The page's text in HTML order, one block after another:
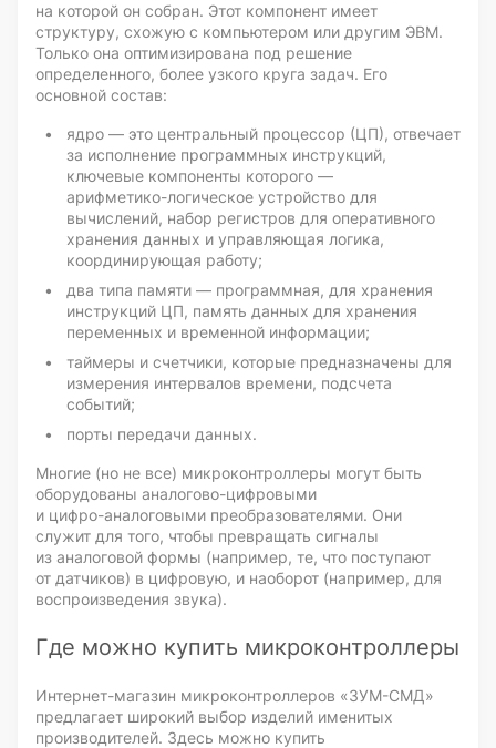
на которой он собран. Этот компонент имеет
структуру, схожую с компьютером или другим ЭВМ.
Только она оптимизирована под решение
определенного, более узкого круга задач. Его
основной состав:
ядро — это центральный процессор (ЦП), отвечает
за исполнение программных инструкций,
ключевые компоненты которого —
арифметико-логическое устройство для
вычислений, набор регистров для оперативного
хранения данных и управляющая логика,
координирующая работу;
два типа памяти — программная, для хранения
инструкций ЦП, память данных для хранения
переменных и временной информации;
таймеры и счетчики, которые предназначены для
измерения интервалов времени, подсчета
событий;
порты передачи данных.
Многие (но не все) микроконтроллеры могут быть
оборудованы аналогово-цифровыми
и цифро-аналоговыми преобразователями. Они
служит для того, чтобы превращать сигналы
из аналоговой формы (например, те, что поступают
от датчиков) в цифровую, и наоборот (например, для
воспроизведения звука).
Где можно купить микроконтроллеры
Интернет-магазин микроконтроллеров «ЗУМ-СМД»
предлагает широкий выбор изделий именитых
производителей. Здесь можно купить